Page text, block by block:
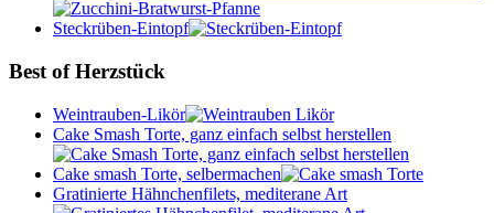
Steckrüben-Eintopf
Best of Herzstück
Weintrauben-Likör
Cake Smash Torte, ganz einfach selbst herstellen
Cake smash Torte, selbermachen
Gratinierte Hähnchenfilets, mediterane Art